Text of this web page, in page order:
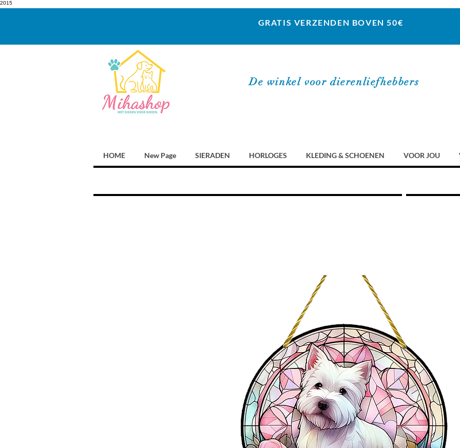
2015
GRATIS VERZENDEN BOVEN 50€
De winkel voor dierenliefhebbers
HOME New Page SIERADEN HORLOGES KLEDING & SCHOENEN VOOR JOU